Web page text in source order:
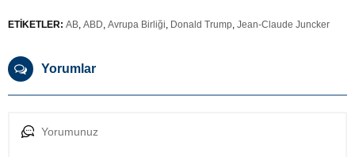
ETİKETLER: AB, ABD, Avrupa Birliği, Donald Trump, Jean-Claude Juncker
Yorumlar